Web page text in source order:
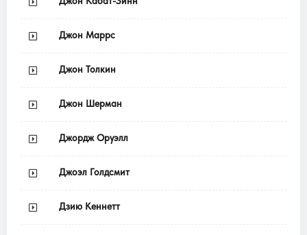
Джон Маррс
Джон Толкин
Джон Шерман
Джордж Оруэлл
Джоэл Голдсмит
Дзию Кеннетт